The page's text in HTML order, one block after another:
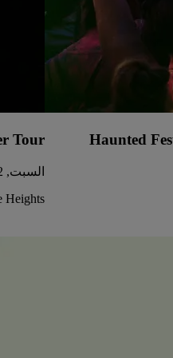
Haunted
Tour
السبت, 22 أغسطس 2026 • 20:00
Heights